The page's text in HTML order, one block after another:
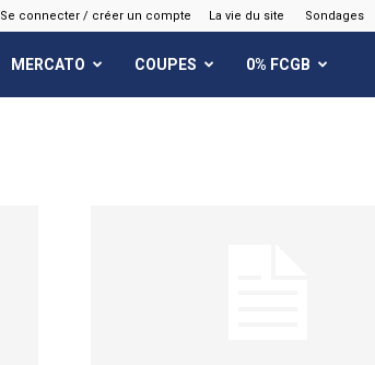
Se connecter / créer un compte La vie du site Sondages
MERCATO COUPES 0% FCGB